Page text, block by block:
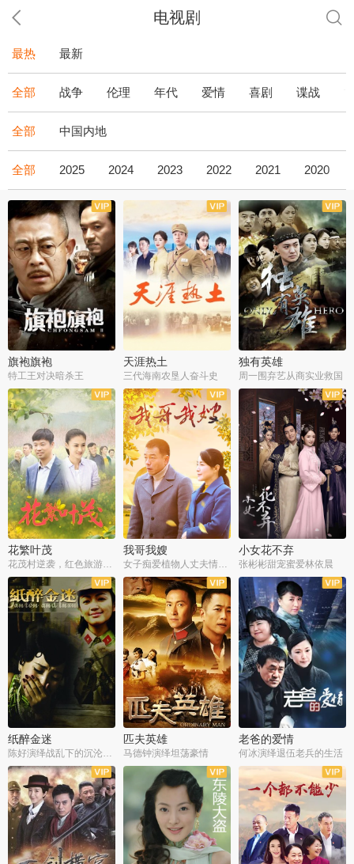
电视剧
最热 最新
全部 战争 伦理 年代 爱情 喜剧 谍战
全部 中国内地
全部 2025 2024 2023 2022 2021 2020
全43集
旗袍旗袍
特工王对决暗杀王
全36集
天涯热土
三代海南农垦人奋斗史
全34集
独有英雄
周一围弃艺从商实业救国
全34集
花繁叶茂
花茂村逆袭，红色旅游出圈
全50集
我哥我嫂
女子痴爱植物人丈夫情定一生
全51集
小女花不弃
张彬彬甜宠蜜爱林依晨
全42集
纸醉金迷
全35集
匹夫英雄
马德钟演绎坦荡豪情
全32集
老爸的爱情
何冰演绎退伍老兵的生活
全40集
全33集 全36集